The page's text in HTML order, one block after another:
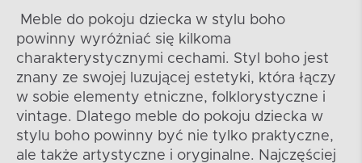
Meble do pokoju dziecka w stylu boho
powinny wyróżniać się kilkoma
charakterystycznymi cechami. Styl boho jest
znany ze swojej luzującej estetyki, która łączy
w sobie elementy etniczne, folklorystyczne i
vintage. Dlatego meble do pokoju dziecka w
stylu boho powinny być nie tylko praktyczne,
ale także artystyczne i oryginalne. Najczęściej